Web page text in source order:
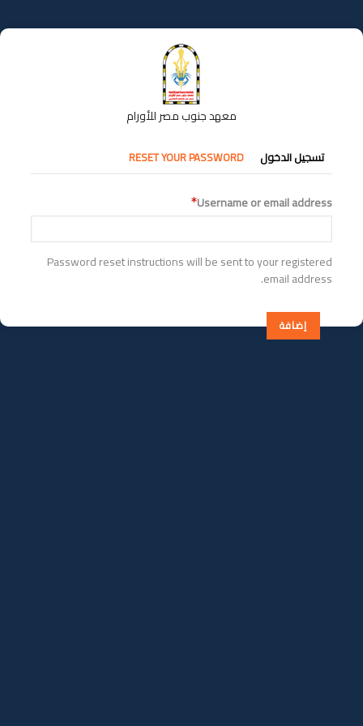
إلى
المحتوى
معهد جنوب مصر للأورام
التبويبات
الأساسية
تسجيل الدخول RESET YOUR PASSWORD
Username or email address
Password reset instructions will be sent to your registered
email address.